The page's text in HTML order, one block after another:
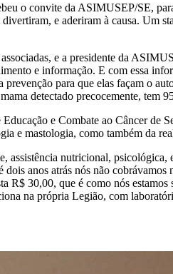
o convite da ASIMUSEP/SE,
e aderiram à causa. Um
e a presidente da
e informação. E com essa
para que elas façam o
detectado precocemente, tem
e Combate ao Câncer
e mastologia, como também da
assistência nutricional,
anos atrás nós não
R$ 30,00, que é como nós
na própria Legião, com